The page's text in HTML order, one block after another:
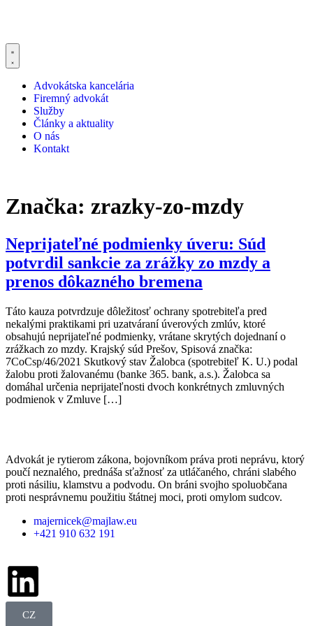
Advokátska kancelária
Firemný advokát
Služby
Články a aktuality
O nás
Kontakt
Značka: zrazky-zo-mzdy
Neprijateľné podmienky úveru: Súd
potvrdil sankcie za zrážky zo mzdy a
prenos dôkazného bremena
Táto kauza potvrdzuje dôležitosť ochrany spotrebiteľa pred
nekalými praktikami pri uzatváraní úverových zmlúv, ktoré
obsahujú neprijateľné podmienky, vrátane skrytých dojednaní o
zrážkach zo mzdy. Krajský súd Prešov, Spisová značka:
7CoCsp/46/2021 Skutkový stav Žalobca (spotrebiteľ K. U.) podal
žalobu proti žalovanému (banke 365. bank, a.s.). Žalobca sa
domáhal určenia neprijateľnosti dvoch konkrétnych zmluvných
podmienok v Zmluve […]
Advokát je rytierom zákona, bojovníkom práva proti neprávu, ktorý
poučí neznalého, prednáša sťažnosť za utláčaného, chráni slabého
proti násiliu, klamstvu a podvodu. On bráni svojho spoluobčana
proti nesprávnemu použitiu štátnej moci, proti omylom sudcov.
majernicek@majlaw.eu
+421 910 632 191
CZ